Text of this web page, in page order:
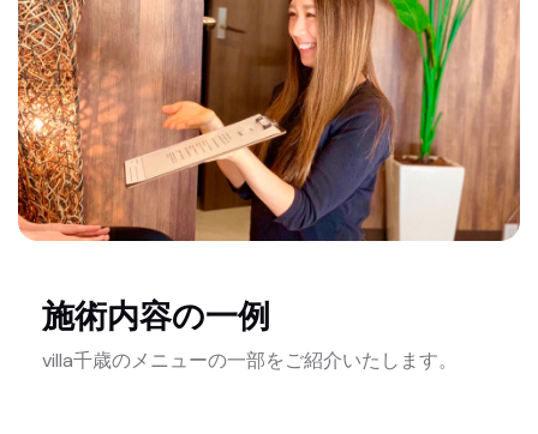
施術内容の一例
villa千歳のメニューの一部をご紹介いたします。